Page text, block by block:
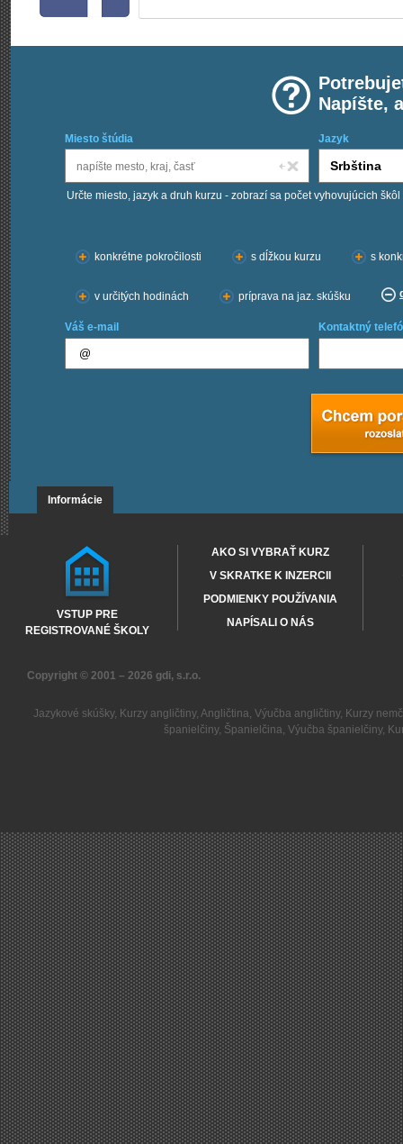
Napíšte,
Miesto štúdia Jazyk
Určte miesto, jazyk a druh kurzu - zobrazí sa počet vyhovujúcich škôl
konkrétne pokročilosti
s dĺžkou kurzu s
v určitých hodinách príprava na jaz. skúšku
Váš e-mail Kontaktný
Informácie
VSTUP PRE
REGISTROVANÉ ŠKOLY
AKO SI VYBRAŤ KURZ
V SKRATKE K INZERCII
PODMIENKY POUŽÍVANIA
NAPÍSALI O NÁS
Copyright © 2001 – 2026 gdi, s.r.o.
Jazykové skúšky, Kurzy angličtiny, Angličtina, Výučba angličtiny, Kurzy
španielčiny, Španielčina, Výučba španielčiny,